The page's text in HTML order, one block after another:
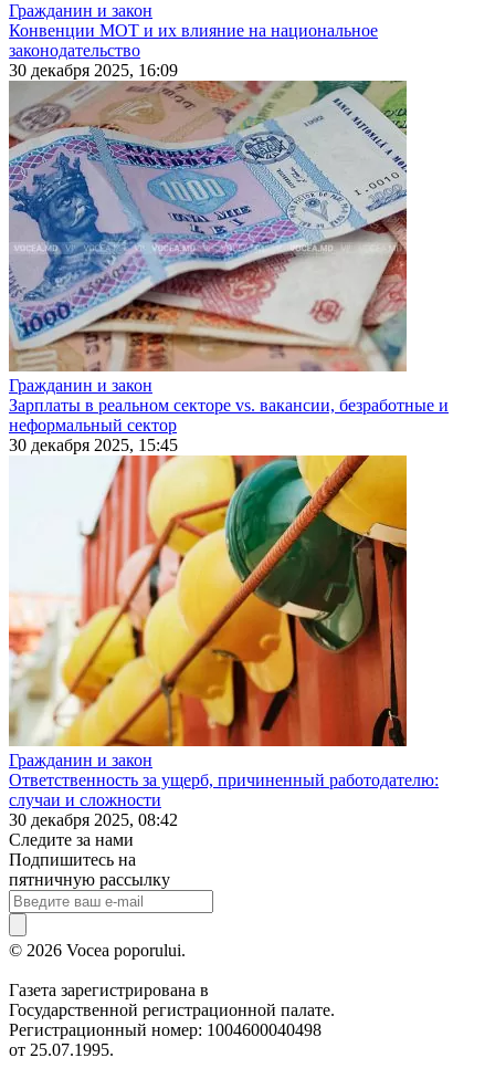
Гражданин и закон
Конвенции МОТ и их влияние на национальное
законодательство
30 декабря 2025, 16:09
Гражданин и закон
Зарплаты в реальном секторе vs. вакансии, безработные и
неформальный сектор
30 декабря 2025, 15:45
Гражданин и закон
Ответственность за ущерб, причиненный работодателю:
случаи и сложности
30 декабря 2025, 08:42
Следите за нами
Подпишитесь на
пятничную рассылку
© 2026 Vocea poporului.
Газета зарегистрирована в
Государственной регистрационной палате.
Регистрационный номер: 1004600040498
от 25.07.1995.